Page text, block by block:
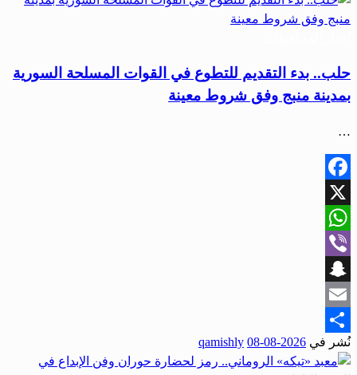
حلب.. بدء التقديم للتطوع في القوات المسلحة السورية
بمدينة منبج وفق شروط معينة
…
Facebook
X
WhatsApp
Viber
Snapchat
Email
Share
نُشر في 2026-08-08
qamishly